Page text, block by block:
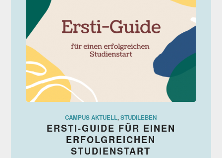
CAMPUS AKTUELL,STUDILEBEN
ERSTI-GUIDE FÜR EINEN
ERFOLGREICHEN
STUDIENSTART